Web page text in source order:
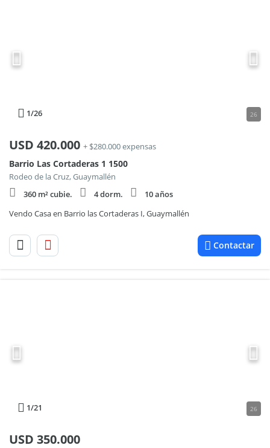
1/26 26
USD 420.000 + $280.000 expensas
Barrio Las Cortaderas 1 1500
Rodeo de la Cruz, Guaymallén
360 m² cubie.
4 dorm.
10 años
Vendo Casa en Barrio las Cortaderas I, Guaymallén
Contactar
1/21 26
USD 350.000